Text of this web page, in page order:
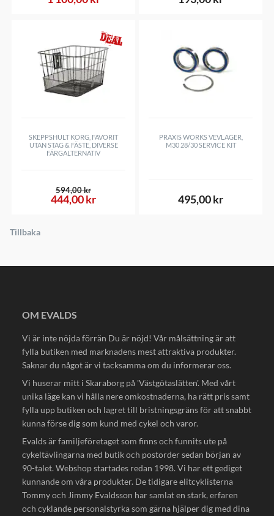
SKEPPSHULT KORG, FAVORIT
UTAN STAG & FÄSTE, DIVERSE
FÄRGALTERNATIV
444,00 kr
594,00 kr
PRAXIS WORKS VEVLAGER,
M30 28/30 SERVICE KIT
495,00 kr
Tillbaka
OM EVALDS
Vi är inte nöjda förrän Du är nöjd! Vår målsättning är att
fylla butiken med marknadens mest attraktiva produkter.
Saknar du något är vi tacksamma om du informerar oss.
Vi huserar mitt i Skaraborg på 'Västgötaslätten'. Med vårt
unika läge kan vi hålla nere omkostnaderna, ha rätt pris samt
fylla upp butiken och lagret till bristningsgräns för att snabbt
kunna förse dig som kund med cykel och varor.
Evalds är familjeföretaget som finns och funnits ute på
cykeltävlingarna med butik och postorder sedan början av
90-talet. Webshop startades redan 1998. Vi har ett gediget
kunnande om våra produkter. De tidigare elitcyklisterna
Tommy och Jimmy Evaldsson har samlat en stark, erfaren
och cyklande personalstyrka som gärna hjälper dig med dina